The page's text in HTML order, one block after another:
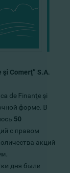
Comerţ” S.A.
de Finanţe şi
очной форме. В
50
с правом
акций
дня были